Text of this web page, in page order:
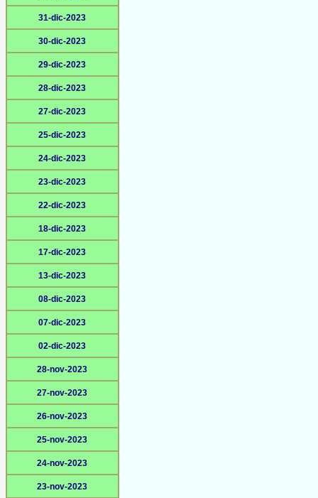
31-dic-2023
30-dic-2023
29-dic-2023
28-dic-2023
27-dic-2023
25-dic-2023
24-dic-2023
23-dic-2023
22-dic-2023
18-dic-2023
17-dic-2023
13-dic-2023
08-dic-2023
07-dic-2023
02-dic-2023
28-nov-2023
27-nov-2023
26-nov-2023
25-nov-2023
24-nov-2023
23-nov-2023